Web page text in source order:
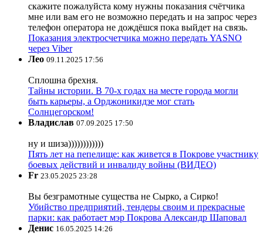
скажите пожалуйста кому нужны показания счётчика
мне или вам его не возможно передать и на запрос через
телефон оператора не дождёшся пока выйдет на связь.
Показания электросчетчика можно передать YASNO
через Viber
Лео 09.11.2025 17:56
Сплошна брехня.
Тайны истории. В 70-х годах на месте города могли
быть карьеры, а Орджоникидзе мог стать
Солнцегорском!
Владислав 07.09.2025 17:50
ну и шиза))))))))))))
Пять лет на пепелище: как живется в Покрове участнику
боевых действий и инвалиду войны (ВИДЕО)
Fr 23.05.2025 23:28
Вы безграмотные существа не Сырко, а Сирко!
Убийство предприятий, тендеры своим и прекрасные
парки: как работает мэр Покрова Александр Шаповал
Денис 16.05.2025 14:26